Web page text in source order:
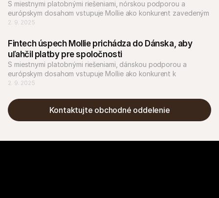
S miestnymi platobnými riešeniami, nórskou podporou a
európskym dosahom vstupuje Mollie ako konkurent zavedeným
hráčom, ako sú Nets.
2. 9. 2025
Fintech úspech Mollie prichádza do Dánska, aby
uľahčil platby pre spoločnosti
S miestnymi platobnými riešeniami, dánskou podporou a
európskym dosahom vstupuje Mollie ako konkurent k
zavedeným hráčom, ako je Nets.
2. 9. 2025
Kontaktujte obchodné oddelenie